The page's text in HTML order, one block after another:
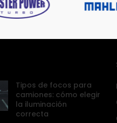
Tipos de focos para
camiones: cómo elegir
la iluminación
correcta